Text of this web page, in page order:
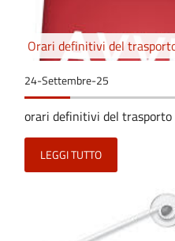
Orari definitivi del
24-Settembre-25
orari definitivi del
LEGGI TUTTO